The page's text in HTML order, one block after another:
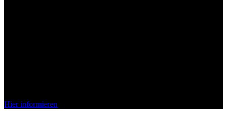
Hier informieren